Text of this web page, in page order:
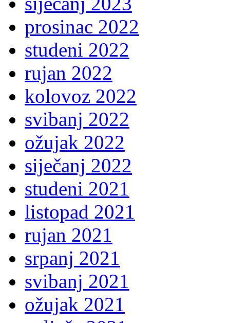
prosinac 2022
studeni 2022
rujan 2022
kolovoz 2022
svibanj 2022
ožujak 2022
siječanj 2022
studeni 2021
listopad 2021
rujan 2021
srpanj 2021
svibanj 2021
ožujak 2021